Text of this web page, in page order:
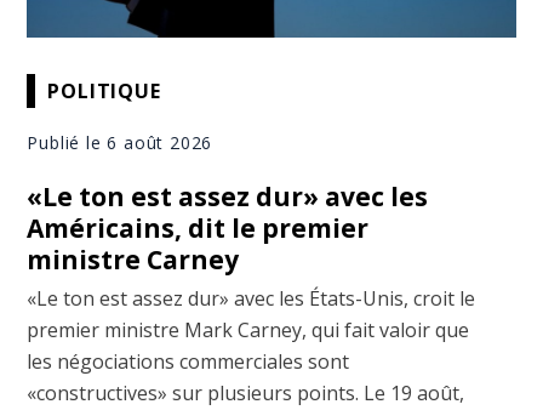
POLITIQUE
Publié le 6 août 2026
«Le ton est assez dur» avec les
Américains, dit le premier
ministre Carney
«Le ton est assez dur» avec les États-Unis, croit le
premier ministre Mark Carney, qui fait valoir que
les négociations commerciales sont
«constructives» sur plusieurs points. Le 19 août,